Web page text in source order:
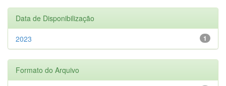
Data de Disponibilização
1
2023
Formato do Arquivo